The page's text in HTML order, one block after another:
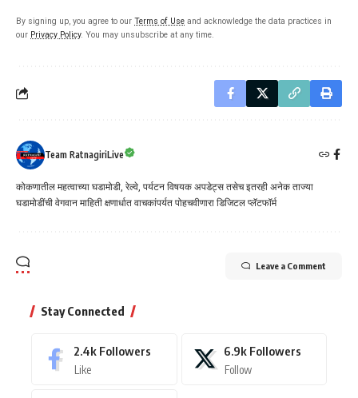
By signing up, you agree to our Terms of Use and acknowledge the data practices in
our Privacy Policy. You may unsubscribe at any time.
Team RatnagiriLive
कोकणातील महत्वाच्या घडामोडी, रेल्वे, पर्यटन विषयक अपडेट्स तसेच इतरही अनेक ताज्या
घडामोडींची वेगवान माहिती क्षणार्धात वाचकांपर्यत पोहचवीणारा डिजिटल प्लॅटफॉर्म
Leave a Comment
Stay Connected
2.4k Followers
Like
6.9k Followers
Follow